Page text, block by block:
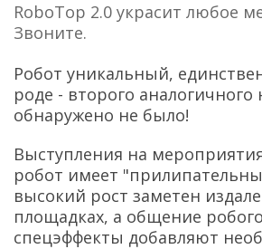
RoboTop 2.0 украсит любое
Звоните.
Робот уникальный,
роде - второго аналогичного
обнаружено не было!
Выступления на
робот имеет
высокий рост заметен
площадках, а общение
спецэффекты добавляют